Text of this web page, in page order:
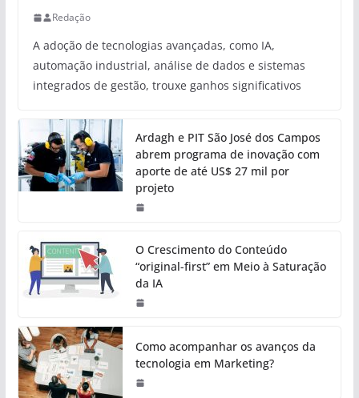
Redação
A adoção de tecnologias avançadas, como IA,
automação industrial, análise de dados e sistemas
integrados de gestão, trouxe ganhos significativos
Ardagh e PIT São José dos Campos
abrem programa de inovação com
aporte de até US$ 27 mil por
projeto
O Crescimento do Conteúdo
“original-first” em Meio à Saturação
da IA
Como acompanhar os avanços da
tecnologia em Marketing?